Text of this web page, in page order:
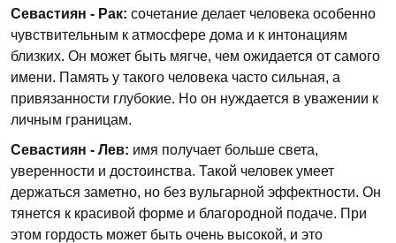
Севастиян - Рак: сочетание делает человека особенно
чувствительным к атмосфере дома и к интонациям
близких. Он может быть мягче, чем ожидается от самого
имени. Память у такого человека часто сильная, а
привязанности глубокие. Но он нуждается в уважении к
личным границам.
Севастиян - Лев: имя получает больше света,
уверенности и достоинства. Такой человек умеет
держаться заметно, но без вульгарной эффектности. Он
тянется к красивой форме и благородной подаче. При
этом гордость может быть очень высокой, и это